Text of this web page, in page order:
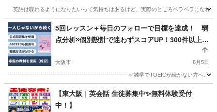
英語は喋れるようになりたいって気持ちはあるけど、実際のところペラペラになれ
大阪 大阪市 英会話
5回レッスン＋毎日のフォローで目標を達成！ 弱
点分析×個別設計で迷わずスコアUP！300件以上の
大阪市 8月5日
-------------------------------------------------------------- ✅独学でTOEICが続かない方へ。3ヶ
大阪 大阪市 TOEIC(R)テスト 弱点
【東大阪｜英会話 生徒募集中✨無料体験受付
中！】